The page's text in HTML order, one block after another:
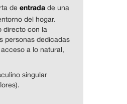
de entrada de una
del hogar.
directo con la
personas dedicadas
a lo natural,
singular